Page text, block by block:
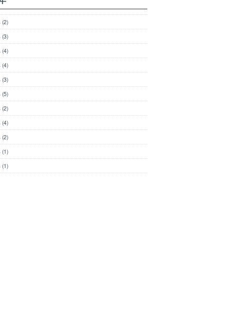
(2)
(3)
(4)
(4)
(3)
(5)
(2)
(4)
(2)
(1)
(1)